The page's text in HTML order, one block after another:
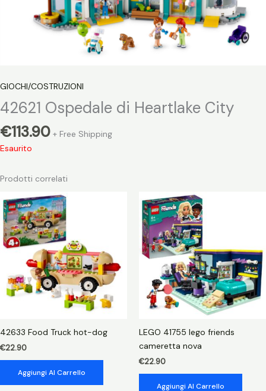
GIOCHI/COSTRUZIONI
42621 Ospedale di Heartlake City
€113.90 + Free Shipping
Esaurito
Prodotti correlati
42633 Food Truck hot-dog
€22.90
Aggiungi Al Carrello
LEGO 41755 lego friends
cameretta nova
€22.90
Aggiungi Al Carrello